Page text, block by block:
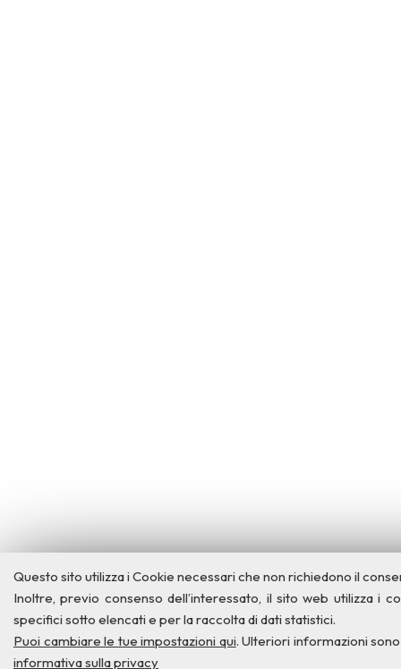
Questo sito utilizza i Cookie necessari che non richiedono il
Inoltre, previo consenso dell’interessato, il sito web utilizza i
specifici sotto elencati e per la raccolta di dati statistici.
Puoi cambiare le tue impostazioni qui. Ulteriori informazioni
informativa sulla privacy